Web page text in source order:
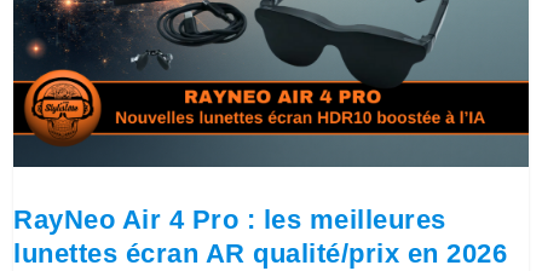
RayNeo Air 4 Pro : les meilleures
lunettes écran AR qualité/prix en 2026